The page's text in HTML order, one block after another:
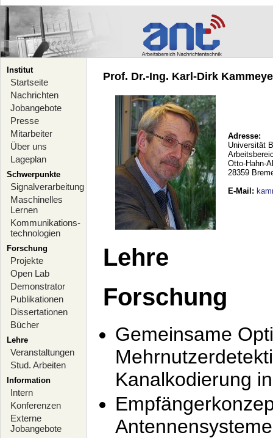
Institut
Startseite
Nachrichten
Jobangebote
Presse
Mitarbeiter
Über uns
Lageplan
Schwerpunkte
Signalverarbeitung
Maschinelles
Lernen
Kommunikations-
technologien
Forschung
Projekte
Open Lab
Demonstrator
Publikationen
Dissertationen
Bücher
Lehre
Veranstaltungen
Stud. Arbeiten
Information
Intern
Konferenzen
Externe
Jobangebote
Prof. Dr.-Ing. Karl-Dirk
Adresse:
Universität
Otto-Hahn-
28359
E-Mail :
Lehre
Forschung
Gemeinsame
Kanalkodierung
Antennensysteme